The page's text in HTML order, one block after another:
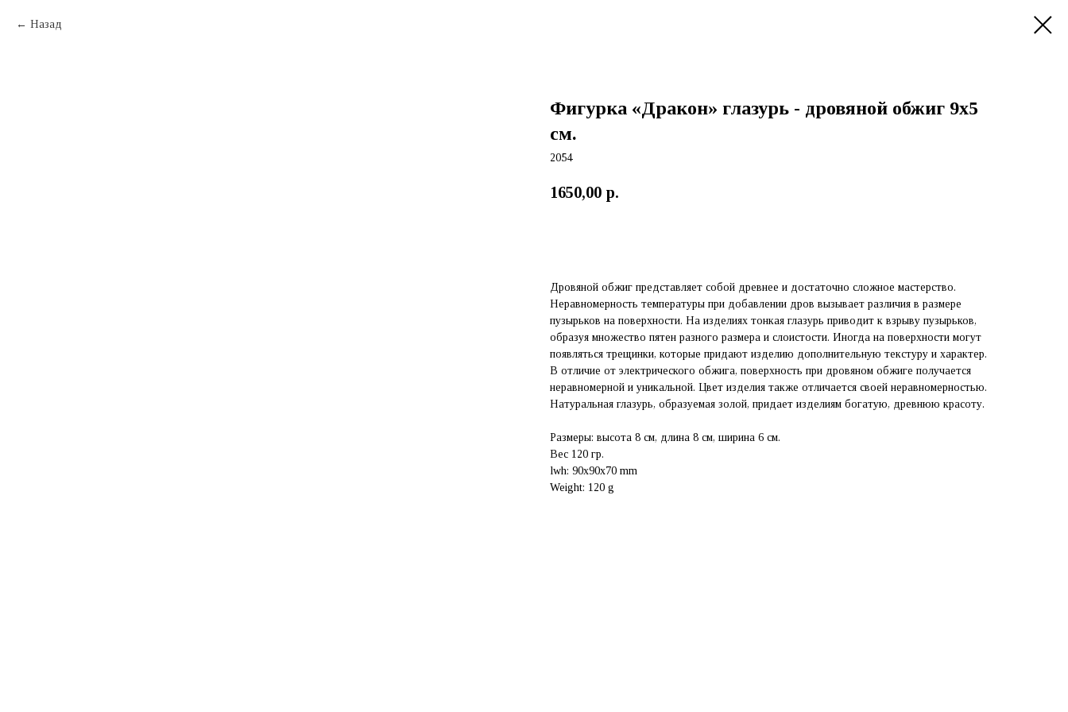
Назад
Фигурка «Дракон» глазурь - дровяной обжиг 9х5
см.
2054
1650,00 р.
Дровяной обжиг представляет собой древнее и достаточно сложное мастерство.
Неравномерность температуры при добавлении дров вызывает различия в размере
пузырьков на поверхности. На изделиях тонкая глазурь приводит к взрыву пузырьков,
образуя множество пятен разного размера и слоистости. Иногда на поверхности могут
появляться трещинки, которые придают изделию дополнительную текстуру и характер.
В отличие от электрического обжига, поверхность при дровяном обжиге получается
неравномерной и уникальной. Цвет изделия также отличается своей неравномерностью.
Натуральная глазурь, образуемая золой, придает изделиям богатую, древнюю красоту.
Размеры: высота 8 см, длина 8 см, ширина 6 см.
Вес 120 гр.
lwh: 90x90x70 mm
Weight: 120 g